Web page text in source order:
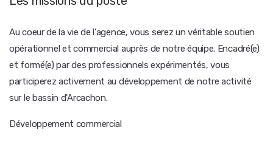
Au coeur de la vie de l'agence, vous serez un véritable soutien
opérationnel et commercial auprès de notre équipe. Encadré(e)
et formé(e) par des professionnels expérimentés, vous
participerez activement au développement de notre activité
sur le bassin d'Arcachon.
Développement commercial